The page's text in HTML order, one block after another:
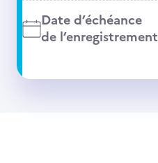
Date d’échéance
de l’enregistrement